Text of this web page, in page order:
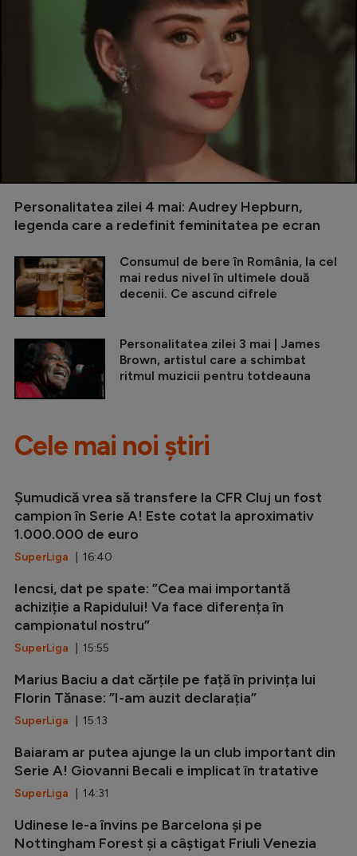
Personalitatea zilei 4 mai: Audrey Hepburn,
legenda care a redefinit feminitatea pe ecran
Consumul de bere în România, la cel
mai redus nivel în ultimele două
decenii. Ce ascund cifrele
Personalitatea zilei 3 mai | James
Brown, artistul care a schimbat
ritmul muzicii pentru totdeauna
Cele mai noi știri
Șumudică vrea să transfere la CFR Cluj un fost
campion în Serie A! Este cotat la aproximativ
1.000.000 de euro
SuperLiga | 16:40
Iencsi, dat pe spate: ”Cea mai importantă
achiziție a Rapidului! Va face diferența în
campionatul nostru”
SuperLiga | 15:55
Marius Baciu a dat cărțile pe față în privința lui
Florin Tănase: ”I-am auzit declarația”
SuperLiga | 15:13
Baiaram ar putea ajunge la un club important din
Serie A! Giovanni Becali e implicat în tratative
SuperLiga | 14:31
Udinese le-a învins pe Barcelona și pe
Nottingham Forest și a câștigat Friuli Venezia